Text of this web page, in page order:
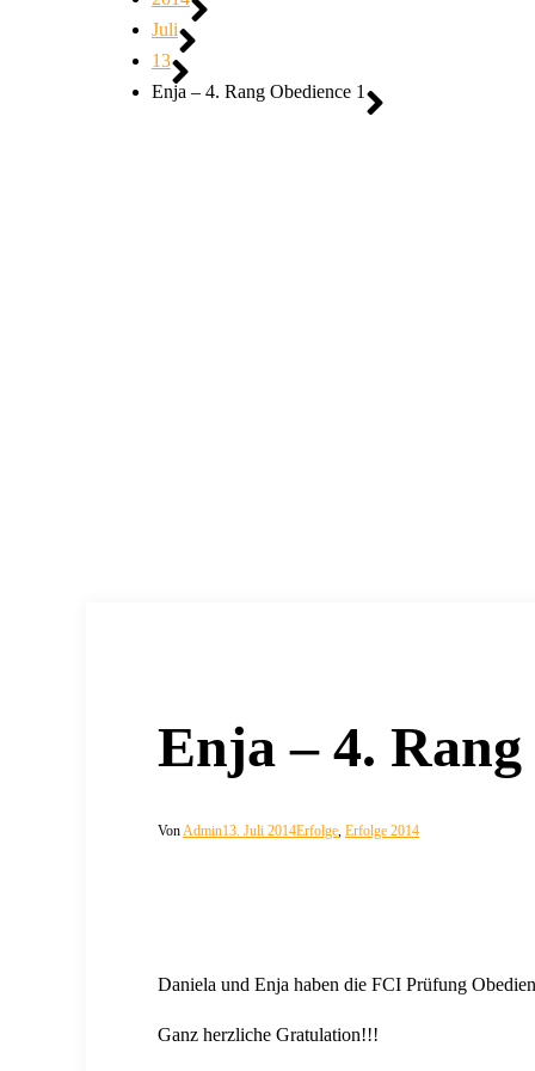
Juli
13
Enja – 4. Rang Obedience 1
Enja – 4. Rang
VonAdmin13. Juli 2014Erfolge, Erfolge 2014
Daniela und Enja haben die FCI Prüfung
Ganz herzliche Gratulation!!!